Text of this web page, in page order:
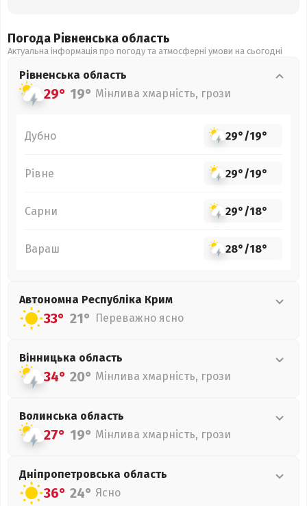
Погода Рівненська область
Актуальна інформація про погоду та атмосферні умови на сьогодні
Рівненська область
29° 19° Мінлива хмарність, грози
Дубно 29°/19°
Рівне 29°/19°
Сарни 29°/18°
Вараш 28°/18°
Автономна Республіка Крим
33° 21° Переважно ясно
Вінницька область
34° 20° Мінлива хмарність, грози
Волинська область
27° 19° Мінлива хмарність, грози
Дніпропетровська область
36° 24° Ясно